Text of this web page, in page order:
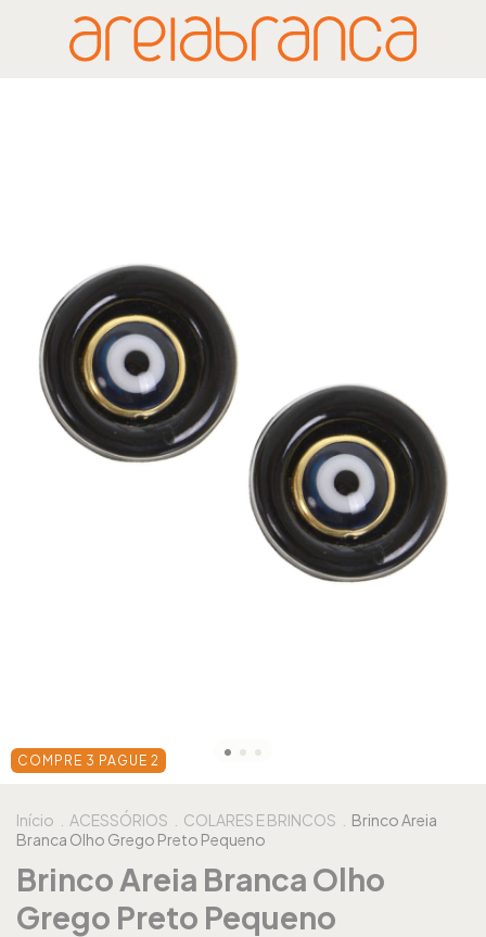
COMPRE 3 PAGUE 2
Início ACESSÓRIOS COLARES E BRINCOS
Brinco Areia
Branca Olho Grego Preto Pequeno
Brinco Areia Branca Olho
Grego Preto Pequeno